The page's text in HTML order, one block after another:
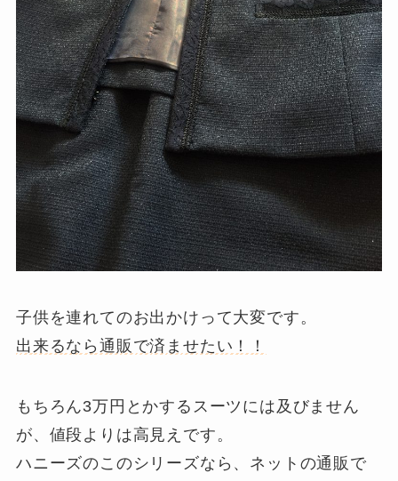
子供を連れてのお出かけって大変です。
出来るなら通販で済ませたい！！
もちろん3万円とかするスーツには及びません
が、値段よりは高見えです。
ハニーズのこのシリーズなら、ネットの通販で